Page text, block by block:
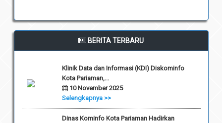
BERITA TERBARU
Klinik Data dan Informasi (KDI) Diskominfo
Kota Pariaman,...
10 November 2025
Selengkapnya >>
Dinas Kominfo Kota Pariaman Hadirkan